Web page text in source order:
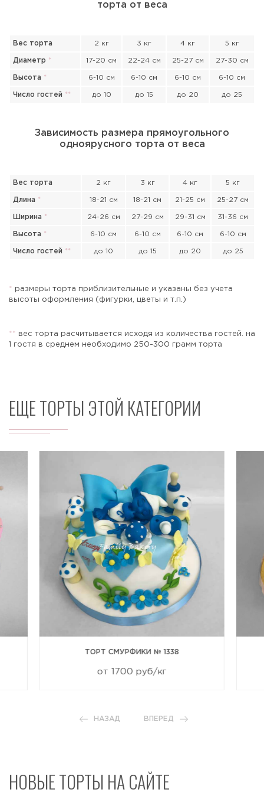
торта от веса
Вес торта 2 кг 3 кг 4 кг 5 кг
Диаметр * 17-20 см 22-24 см 25-27 см 27-30 см
Высота * 6-10 см 6-10 см 6-10 см 6-10 см
Число гостей ** до 10 до 15 до 20 до 25
Зависимость размера прямоугольного
одноярусного торта от веса
Вес торта 2 кг 3 кг 4 кг 5 кг
Длина * 18-21 см 18-21 см 21-25 см 25-27 см
Ширина * 24-26 см 27-29 см 29-31 см 31-36 см
Высота * 6-10 см 6-10 см 6-10 см 6-10 см
Число гостей ** до 10 до 15 до 20 до 25
*
размеры торта приблизительные и указаны без учета
высоты оформления (фигурки, цветы и т.п.)
* *
вес торта расчитывается исходя из количества гостей. на
1 гостя в среднем необходимо 250-300 грамм торта
ЕЩЕ ТОРТЫ ЭТОЙ КАТЕГОРИИ
ТОРТ СМУРФИКИ № 1338
от 1700 руб/кг
НАЗАД ВПЕРЕД
НОВЫЕ ТОРТЫ НА САЙТЕ